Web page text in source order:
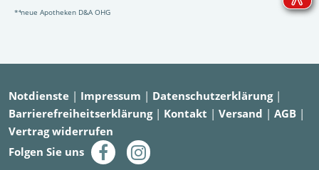
*⁴neue Apotheken D&A OHG
Notdienste | Impressum | Datenschutzerklärung|
Barrierefreiheitserklärung| Kontakt | Versand | AGB |
Vertrag widerrufen
Folgen Sie uns